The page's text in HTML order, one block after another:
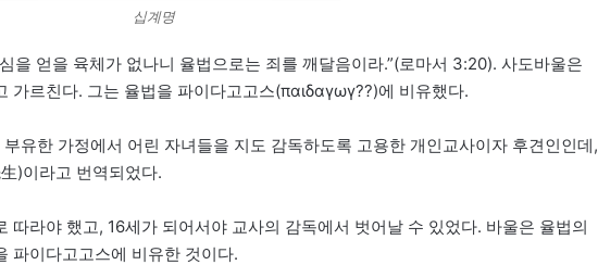
십계명
을 얻을 육체가 없나니 율법으로는 죄를 깨달음이라.”(로마서 3:20). 사도바울은
가르친다. 그는 율법을 파이다고고스(παιδαγωγ??)에 비유했다.
유한 가정에서 어린 자녀들을 지도 감독하도록 고용한 개인교사이자 후견인인데,
)이라고 번역되었다.
따라야 했고, 16세가 되어서야 교사의 감독에서 벗어날 수 있었다. 바울은 율법의
파이다고고스에 비유한 것이다.